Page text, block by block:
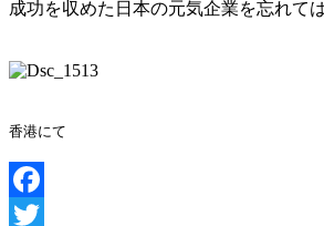
成功を収めた日本の元気企業を忘れて
香港にて
Facebook